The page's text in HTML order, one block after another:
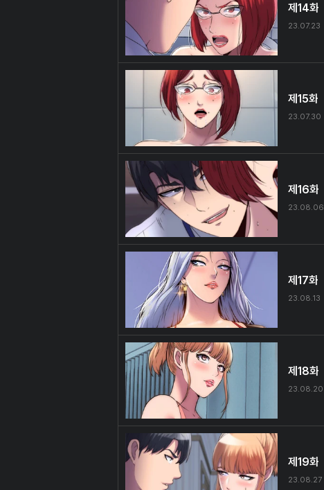
제14화
23.07.23
제15화
23.07.30
제16화
23.08.06
제17화
23.08.13
제18화
23.08.20
제19화
23.08.27